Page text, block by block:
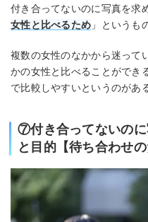
付き合ってないのに写真を求
女性と比べるため 」というも
複数の女性のなかから迷って
かの女性と比べることができ
で比較しやすいというのがあ
⑦付き合ってないの
と目的【待ち合わせ